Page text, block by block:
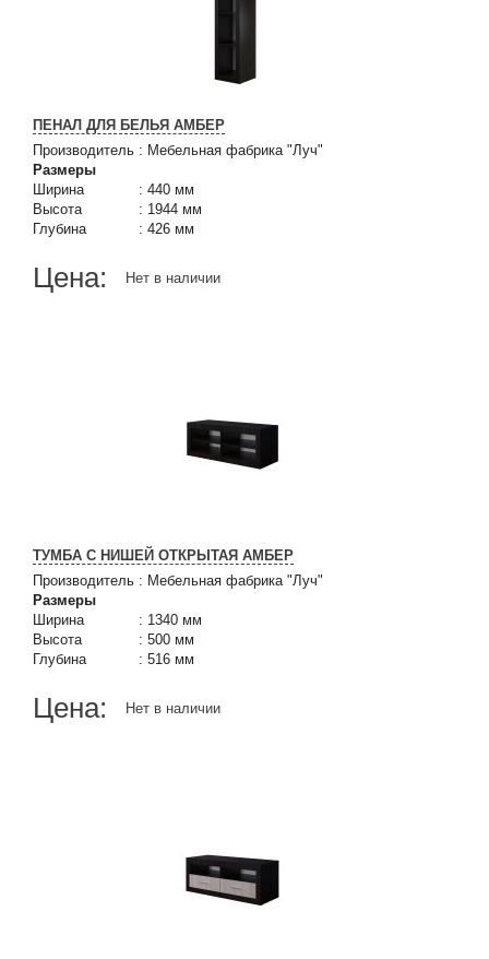
ПЕНАЛ ДЛЯ БЕЛЬЯ АМБЕР
Производитель : Мебельная фабрика "Луч"
Размеры
Ширина
: 440 мм
Высота
: 1944 мм
Глубина
: 426 мм
Цена: Нет в наличии
ТУМБА С НИШЕЙ ОТКРЫТАЯ АМБЕР
Производитель : Мебельная фабрика "Луч"
Размеры
Ширина
: 1340 мм
Высота
: 500 мм
Глубина
: 516 мм
Цена: Нет в наличии